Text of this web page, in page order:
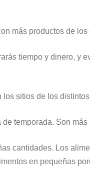
más productos de
tiempo y dinero, y
sitios de los
temporada. Son
cantidades. Los
en pequeñas